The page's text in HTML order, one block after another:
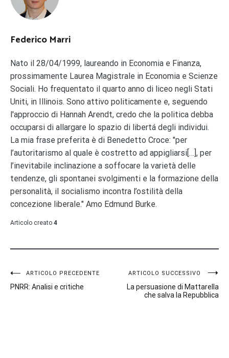
Federico Marri
Nato il 28/04/1999, laureando in Economia e Finanza,
prossimamente Laurea Magistrale in Economia e Scienze
Sociali. Ho frequentato il quarto anno di liceo negli Stati
Uniti, in Illinois. Sono attivo politicamente e, seguendo
l'approccio di Hannah Arendt, credo che la politica debba
occuparsi di allargare lo spazio di libertá degli individui.
La mia frase preferita è di Benedetto Croce: "per
l’autoritarismo al quale è costretto ad appigliarsi[…], per
l’inevitabile inclinazione a soffocare la varietà delle
tendenze, gli spontanei svolgimenti e la formazione della
personalità, il socialismo incontra l’ostilità della
concezione liberale." Amo Edmund Burke.
Articolo creato 4
Navigazione
articoli
ARTICOLO PRECEDENTE
PNRR: Analisi e critiche
ARTICOLO SUCCESSIVO
La persuasione di Mattarella
che salva la Repubblica